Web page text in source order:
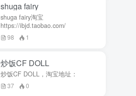
shuga fairy
shuga fairy淘宝
https://ibjd.taobao.com/
98 1
炒饭CF DOLL
炒饭CF DOLL，淘宝地址：
37 0